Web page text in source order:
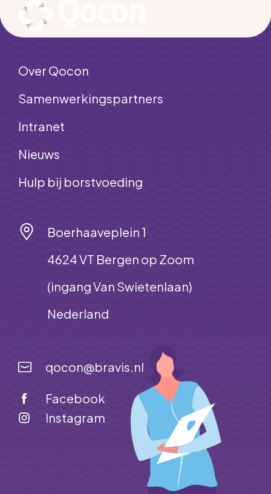
Over Qocon
Samenwerkingspartners
Intranet
Nieuws
Hulp bij borstvoeding
Boerhaaveplein 1
4624 VT Bergen op Zoom
(ingang Van Swietenlaan)
Nederland
qocon@bravis.nl
Facebook
Instagram